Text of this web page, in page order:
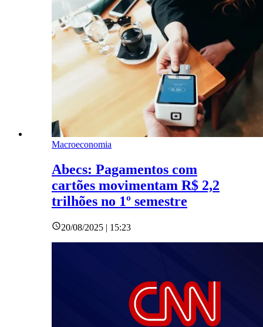
Macroeconomia
Abecs: Pagamentos com
cartões movimentam R$ 2,2
trilhões no 1º semestre
20/08/2025 | 15:23